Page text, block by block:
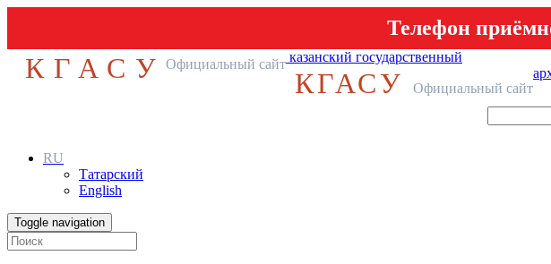
Телефон
КГАСУ Официальный сайт казанский государственный
КГАСУ Официальный сайт
RU
Татарский
English
Toggle navigation